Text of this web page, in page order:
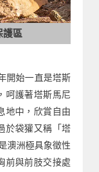
區
開始一直是塔斯
呵護著塔斯馬尼
地中，欣賞自由
於袋獾又稱「塔
澳洲極具象徵性
前與前肢交接處